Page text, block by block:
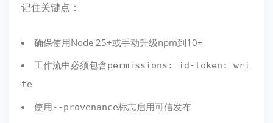
记住关键点：
确保使用Node 25+或手动升级npm到10+
工作流中必须包含permissions: id-token: wri
te
使用--provenance标志启用可信发布